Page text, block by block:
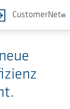
CustomerNet